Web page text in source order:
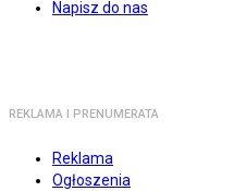
Napisz do nas
REKLAMA I PRENUMERATA
Reklama
Ogłoszenia